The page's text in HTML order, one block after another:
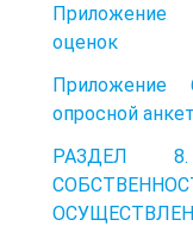
Приложение
оценок
опросной
РАЗДЕЛ